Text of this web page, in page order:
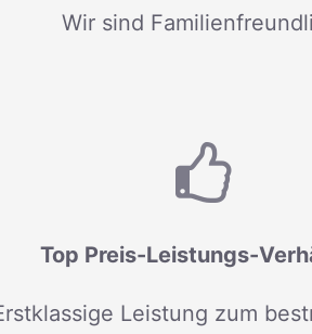
Wir sind
Top Preis-Leistungs-
Leistung zum